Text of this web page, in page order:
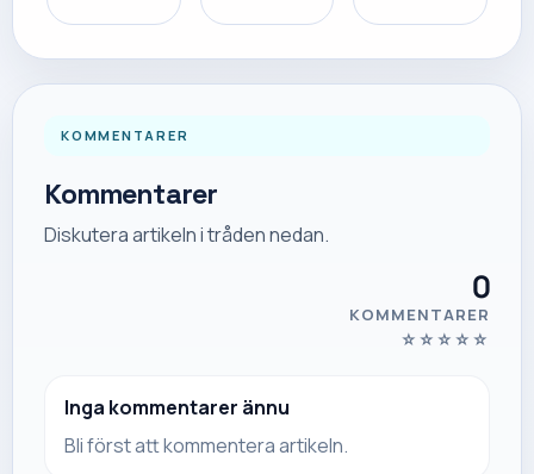
KOMMENTARER
Kommentarer
Diskutera artikeln i tråden nedan.
0
KOMMENTARER
☆ ☆ ☆ ☆ ☆
Inga kommentarer ännu
Bli först att kommentera artikeln.